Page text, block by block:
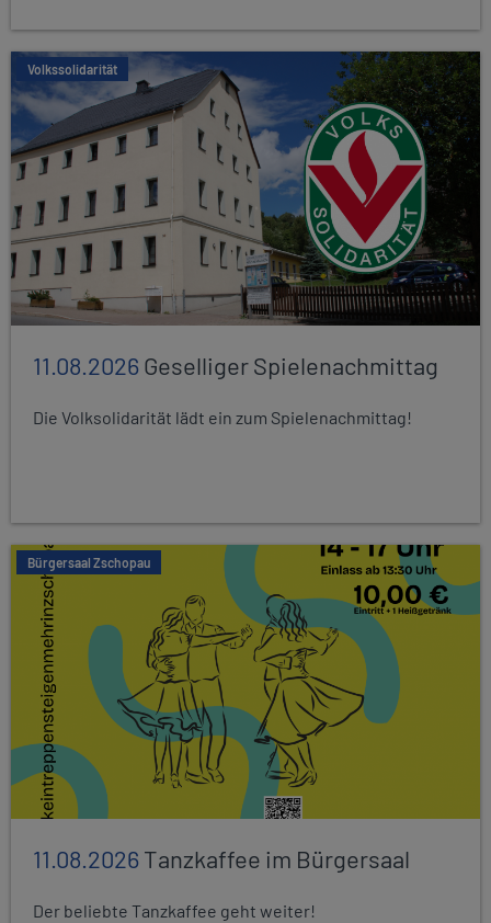
Volkssolidarität
11.08.2026Geselliger Spielenachmittag
Die Volksolidarität lädt ein zum Spielenachmittag!
Bürgersaal Zschopau
11.08.2026Tanzkaffee im Bürgersaal
Der beliebte Tanzkaffee geht weiter!